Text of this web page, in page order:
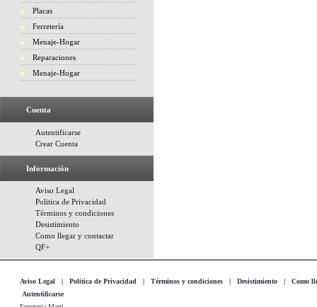
Placas
Ferretería
Menaje-Hogar
Reparaciones
Menaje-Hogar
Cuenta
Autentificarse
Crear Cuenta
Información
Aviso Legal
Politica de Privacidad
Términos y condiciones
Desistimiento
Como llegar y contactar
QF+
Aviso Legal | Politica de Privacidad | Términos y condiciones | Desistimiento | Como
Autentificarse